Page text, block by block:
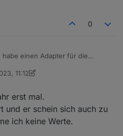
0
habe einen Adapter für die
Funktioniert über das WiFi
und feedback geben könntet.
FossyTom/ioBroker.goodwe.
11:12
1. Feb. 2023, 12:16
erst mal.
und er schein sich auch zu
ich keine Werte.